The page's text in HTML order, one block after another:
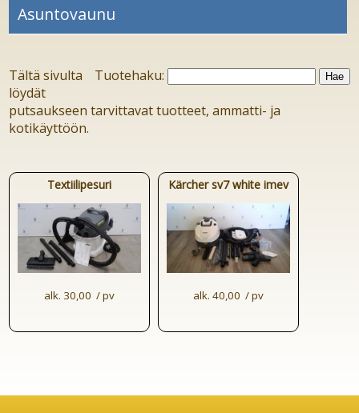
Asuntovaunu
Tuotehaku:
Tältä sivulta
löydät
putsaukseen tarvittavat tuotteet, ammatti- ja
kotikäyttöön.
Textiilipesuri
alk. 30,00  / pv
Kärcher sv7 white imev
alk. 40,00  / pv